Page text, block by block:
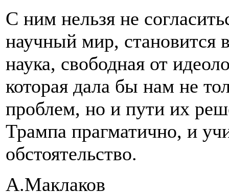
С ним нельзя не
научный мир, становится
наука, свободная от
которая дала бы нам не
проблем, но и пути их
Трампа прагматично, и
обстоятельство.
А.Маклаков